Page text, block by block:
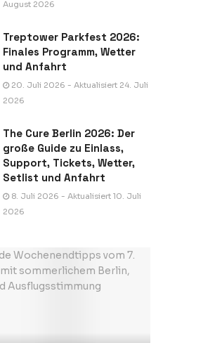
August 2026
Treptower Parkfest 2026:
Finales Programm, Wetter
und Anfahrt
20. Juli 2026 - Aktualisiert 24. Juli
2026
The Cure Berlin 2026: Der
große Guide zu Einlass,
Support, Tickets, Wetter,
Setlist und Anfahrt
8. Juli 2026 - Aktualisiert 10. Juli
2026